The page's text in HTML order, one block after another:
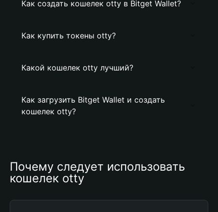
Как создать кошелек otty в Bitget Wallet?
Как купить токены otty?
Какой кошелек otty лучший?
Как загрузить Bitget Wallet и создать
кошелек otty?
Почему следует использовать
кошелек otty